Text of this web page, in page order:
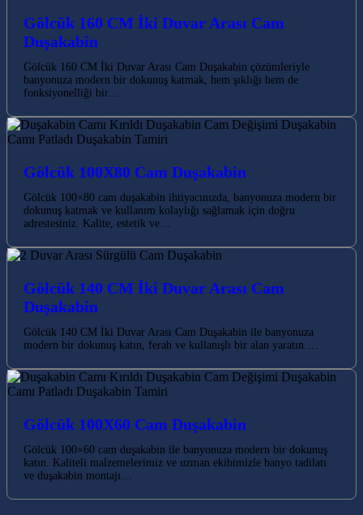
Gölcük 160 CM İki Duvar Arası Cam
Duşakabin
Gölcük 160 CM İki Duvar Arası Cam Duşakabin çözümleriyle
banyonuza modern bir dokunuş katmak, hem şıklığı hem de
fonksiyonelliği bir…
Gölcük 100X80 Cam Duşakabin
Gölcük 100×80 cam duşakabin ihtiyacınızda, banyonuza modern bir
dokunuş katmak ve kullanım kolaylığı sağlamak için doğru
adrestesiniz. Kalite, estetik ve…
Gölcük 140 CM İki Duvar Arası Cam
Duşakabin
Gölcük 140 CM İki Duvar Arası Cam Duşakabin ile banyonuza
modern bir dokunuş katın, ferah ve kullanışlı bir alan yaratın.…
Gölcük 100X60 Cam Duşakabin
Gölcük 100×60 cam duşakabin ile banyonuza modern bir dokunuş
katın. Kaliteli malzemelerimiz ve uzman ekibimizle banyo tadilatı
ve duşakabin montajı…